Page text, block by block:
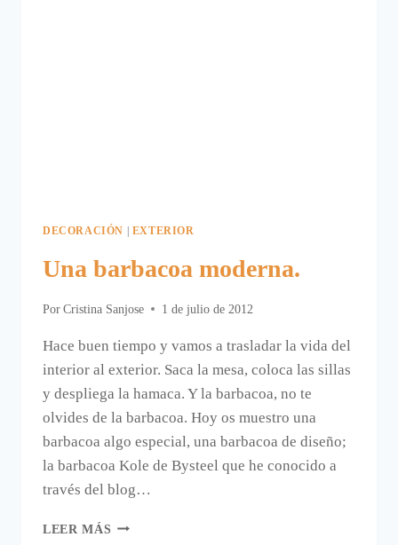
DECORACIÓN EXTERIOR
Una barbacoa moderna.
Por Cristina Sanjose 1 de julio de 2012
Hace buen tiempo y vamos a trasladar la vida del
interior al exterior. Saca la mesa, coloca las sillas
y despliega la hamaca. Y la barbacoa, no te
olvides de la barbacoa. Hoy os muestro una
barbacoa algo especial, una barbacoa de diseño;
la barbacoa Kole de Bysteel que he conocido a
través del blog…
LEER MÁS UNA